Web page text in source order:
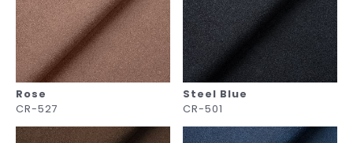
Rose
CR-527
Steel Blue
CR-501